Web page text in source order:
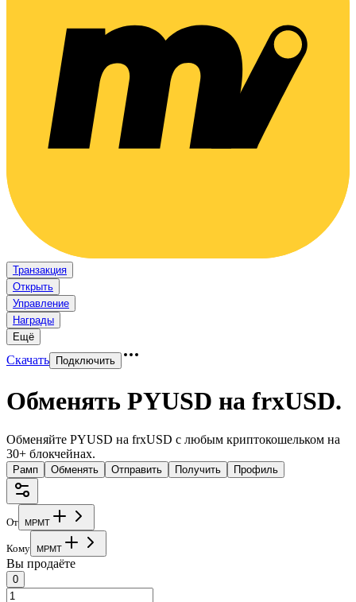
Транзакция
Открыть
Управление
Награды
Ещё
Скачать Подключить
Обменять PYUSD на frxUSD.
Обменяйте PYUSD на frxUSD с любым криптокошельком на
30+ блокчейнах.
Рамп Обменять Отправить Получить Профиль
От MPMT
Кому MPMT
Вы продаёте
0